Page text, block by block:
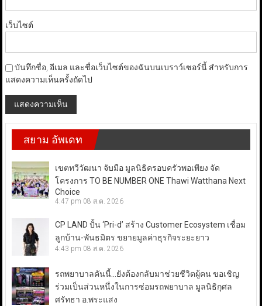
เว็บไซต์
บันทึกชื่อ, อีเมล และชื่อเว็บไซต์ของฉันบนเบราว์เซอร์นี้ สำหรับการ
แสดงความเห็นครั้งถัดไป
สยาม อัพเดท
เขตทวีวัฒนา จับมือ มูลนิธิครอบครัวพอเพียง จัด
โครงการ TO BE NUMBER ONE Thawi Watthana Next
Choice
4:47 pm 08 ส.ค. 2026
CP LAND ปั้น ‘Pri-d’ สร้าง Customer Ecosystem เชื่อม
ลูกบ้าน-พันธมิตร ขยายมูลค่าธุรกิจระยะยาว
4:43 pm 08 ส.ค. 2026
รถพยาบาลคันนี้…ยังต้องกลับมาช่วยชีวิตผู้คน ขอเชิญ
ร่วมเป็นส่วนหนึ่งในการซ่อมรถพยาบาล มูลนิธิกุศล
ศรัทธา อ.พระแสง